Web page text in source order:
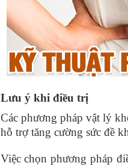
Lưu ý khi điều trị
Các phương pháp vật lý
hỗ trợ tăng cường sức đề
Việc chọn phương pháp